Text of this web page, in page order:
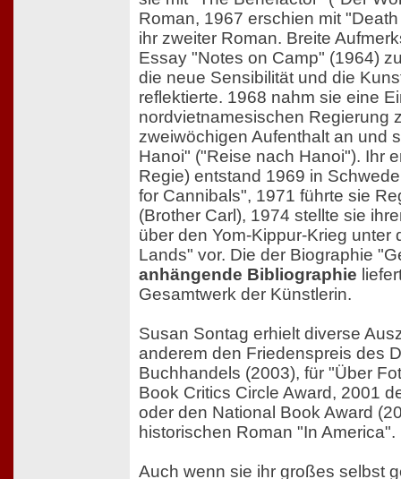
Roman, 1967 erschien mit
ihr zweiter Roman. Breite
Essay "Notes on Camp" (1964)
die neue Sensibilität und die
reflektierte. 1968 nahm sie eine
nordvietnamesischen Regierung
zweiwöchigen Aufenthalt an und
Hanoi" ("Reise nach Hanoi"). Ihr
Regie) entstand 1969 in
for Cannibals", 1971 führte sie
(Brother Carl), 1974 stellte sie
über den Yom-Kippur-Krieg unter
Lands" vor. Die der Biographie
anhängende Bibliographie
Gesamtwerk der Künstlerin.
Susan Sontag erhielt diverse
anderem den Friedenspreis des
Buchhandels (2003), für "Über
Book Critics Circle Award, 2001
oder den National Book Award
historischen Roman "In America".
Auch wenn sie ihr großes selbst